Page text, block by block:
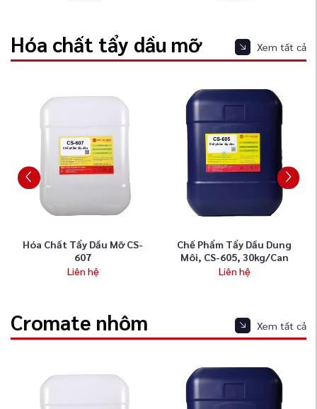
Hóa chất tẩy dầu mỡ Xem tất cả
Tẩy Dầu Mỡ CS-
Chế Phẩm Tẩy Dầu Dung
Môi, CS-605, 30kg/can
Hóa Chất
Cromate nhôm Xem tất cả